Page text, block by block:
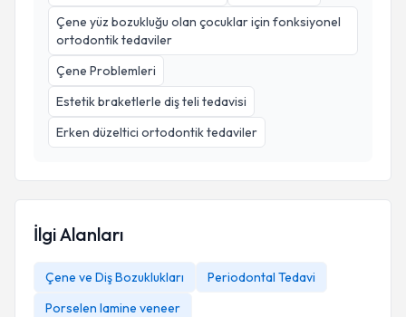
Çene yüz bozukluğu olan çocuklar için fonksiyonel
ortodontik tedaviler
Çene Problemleri
Estetik braketlerle diş teli tedavisi
Erken düzeltici ortodontik tedaviler
İlgi Alanları
Çene ve Diş Bozuklukları
Periodontal Tedavi
Porselen lamine veneer